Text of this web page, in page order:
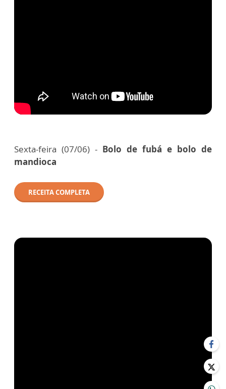
Sexta-feira (07/06) - Bolo de fubá e bolo de
mandioca
RECEITA COMPLETA